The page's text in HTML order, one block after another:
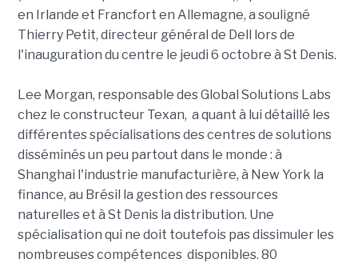
en Irlande et Francfort en Allemagne, a souligné
Thierry Petit, directeur général de Dell lors de
l'inauguration du centre le jeudi 6 octobre à St Denis.
Lee Morgan, responsable des Global Solutions Labs
chez le constructeur Texan, a quant à lui détaillé les
différentes spécialisations des centres de solutions
disséminés un peu partout dans le monde : à
Shanghai l'industrie manufacturière, à New York la
finance, au Brésil la gestion des ressources
naturelles et à St Denis la distribution. Une
spécialisation qui ne doit toutefois pas dissimuler les
nombreuses compétences disponibles. 80